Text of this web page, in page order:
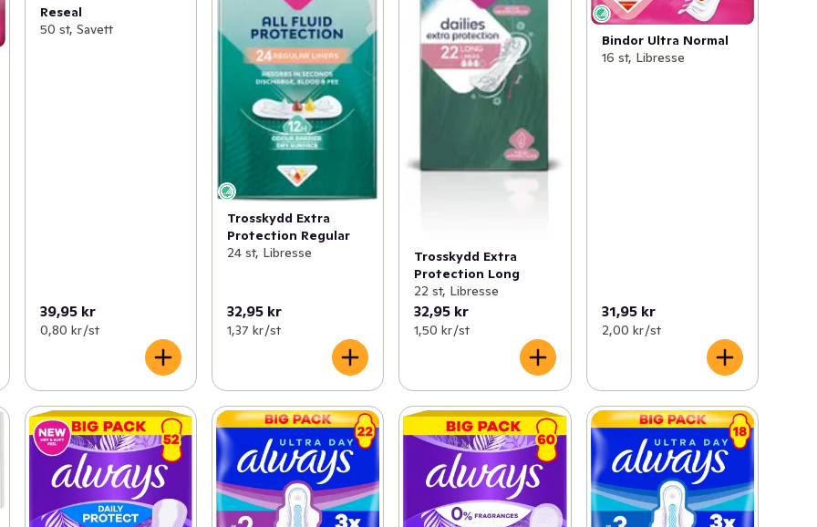
Reseal
50 st, Savett
39,95 kr
0,80 kr /st
Trosskydd Extra
Protection Regular
24 st, Libresse
32,95 kr
1,37 kr /st
Trosskydd Extra
Protection Long
22 st, Libresse
32,95 kr
1,50 kr /st
Bindor Ultra Normal
16 st, Libresse
31,95 kr
2,00 kr /st